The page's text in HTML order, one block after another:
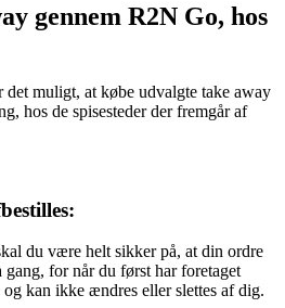
gennem R2N Go, hos
muligt, at købe udvalgte take away
hos de spisesteder der fremgår af
du være helt sikker på, at din ordre
for når du først har foretaget
kan ikke ændres eller slettes af dig.